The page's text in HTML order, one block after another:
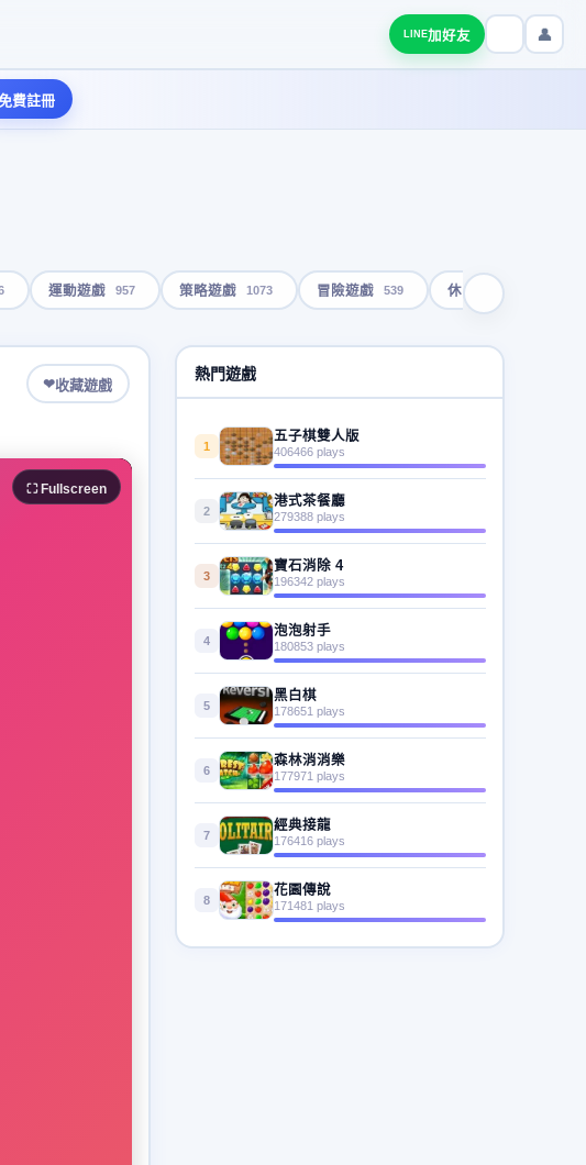
LINE加好友 👤
費註冊
運動遊戲 957 策略遊戲 1073 冒險遊戲 539 休閒遊戲
❤收藏遊戲
⛶ Fullscreen
熱門遊戲
1
五子棋雙人版
406466 plays
2
港式茶餐廳
279388 plays
3
寶石消除 4
196342 plays
4
泡泡射手
180853 plays
5
黑白棋
178651 plays
6
森林消消樂
177971 plays
7
經典接龍
176416 plays
8
花園傳說
171481 plays